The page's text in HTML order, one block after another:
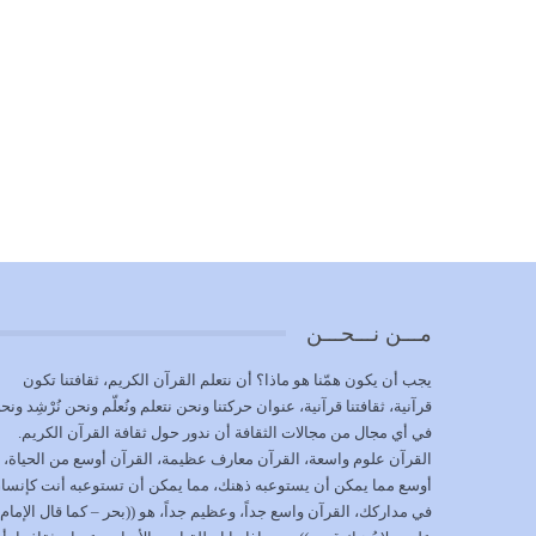
مـــن نـــحـــن
يجب أن يكون همّنا هو ماذا؟ أن نتعلم القرآن الكريم، ثقافتنا تكون
قرآنية، ثقافتنا قرآنية، عنوان حركتنا ونحن نتعلم ونُعلّم ونحن نُرْشِد
في أي مجال من مجالات الثقافة أن ندور حول ثقافة القرآن الكريم.
القرآن علوم واسعة، القرآن معارف عظيمة، القرآن أوسع من الحياة،
أوسع مما يمكن أن يستوعبه ذهنك، مما يمكن أن تستوعبه أنت
في مداركك، القرآن واسع جداً، وعظيم جداً، هو ((بحر – كما قال الإمام